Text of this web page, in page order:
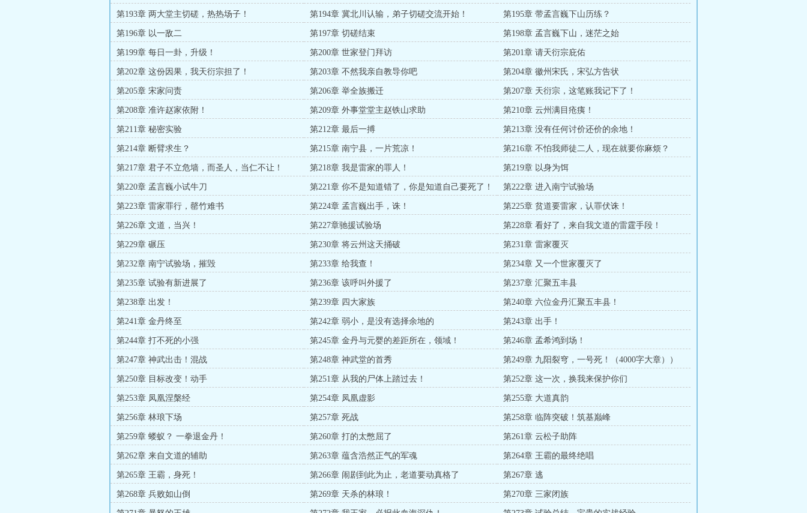
第193章 两大堂主切磋，热热场子！ 第194章 冀北川认输，弟子切磋交流开始！ 第195章 带孟言巍下山历练？
第196章 以一敌二 第197章 切磋结束 第198章 孟言巍下山，迷茫之始
第199章 每日一卦，升级！ 第200章 世家登门拜访 第201章 请天衍宗庇佑
第202章 这份因果，我天衍宗担了！ 第203章 不然我亲自教导你吧 第204章 徽州宋氏，宋弘方告状
第205章 宋家问责 第206章 举全族搬迁 第207章 天衍宗，这笔账我记下了！
第208章 准许赵家依附！ 第209章 外事堂堂主赵铁山求助 第210章 云州满目疮痍！
第211章 秘密实验 第212章 最后一搏 第213章 没有任何讨价还价的余地！
第214章 断臂求生？ 第215章 南宁县，一片荒凉！ 第216章 不怕我师徒二人，现在就要你麻烦？
第217章 君子不立危墙，而圣人，当仁不让！ 第218章 我是雷家的罪人！ 第219章 以身为饵
第220章 孟言巍小试牛刀 第221章 你不是知道错了，你是知道自己要死了！ 第222章 进入南宁试验场
第223章 雷家罪行，罄竹难书 第224章 孟言巍出手，诛！ 第225章 贫道要雷家，认罪伏诛！
第226章 文道，当兴！ 第227章驰援试验场 第228章 看好了，来自我文道的雷霆手段！
第229章 碾压 第230章 将云州这天捅破 第231章 雷家覆灭
第232章 南宁试验场，摧毁 第233章 给我查！ 第234章 又一个世家覆灭了
第235章 试验有新进展了 第236章 该呼叫外援了 第237章 汇聚五丰县
第238章 出发！ 第239章 四大家族 第240章 六位金丹汇聚五丰县！
第241章 金丹终至 第242章 弱小，是没有选择余地的 第243章 出手！
第244章 打不死的小强 第245章 金丹与元婴的差距所在，领域！ 第246章 孟希鸿到场！
第247章 神武出击！混战 第248章 神武堂的首秀 第249章 九阳裂穹，一号死！（4000字大章））
第250章 目标改变！动手 第251章 从我的尸体上踏过去！ 第252章 这一次，换我来保护你们
第253章 凤凰涅槃经 第254章 凤凰虚影 第255章 大道真韵
第256章 林琅下场 第257章 死战 第258章 临阵突破！筑基巅峰
第259章 蝼蚁？ 一拳退金丹！ 第260章 打的太憋屈了 第261章 云松子助阵
第262章 来自文道的辅助 第263章 蕴含浩然正气的军魂 第264章 王霸的最终绝唱
第265章 王霸，身死！ 第266章 闹剧到此为止，老道要动真格了 第267章 逃
第268章 兵败如山倒 第269章 天杀的林琅！ 第270章 三家闭族